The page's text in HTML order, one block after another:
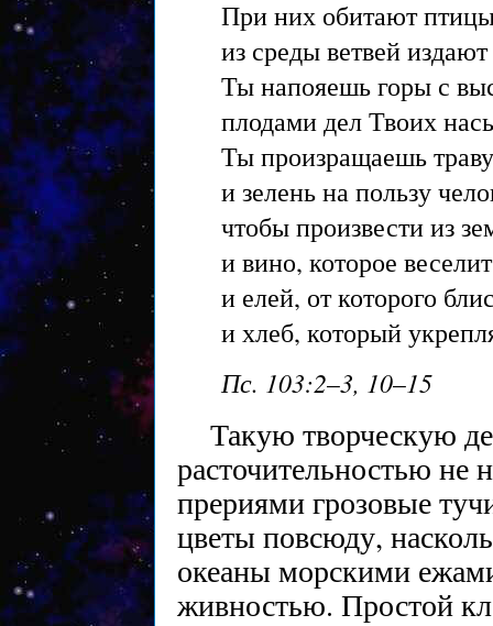
При них обитают
из среды ветвей
Ты напояешь горы с
плодами дел Твоих
Ты произращаешь
и зелень на пользу
чтобы произвести из
и вино, которое
и елей, от которого
и хлеб, который
Пс. 103:2–3, 10–15
Такую творческую
расточительностью не
прериями грозовые
цветы повсюду,
океаны морскими
живностью. Простой